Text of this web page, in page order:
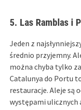
5. Las Ramblas i
Jeden z
średnio przyjemny.
można chyba tylko
Catalunya do Portu
restauracje. Aleje są
występami ulicznych